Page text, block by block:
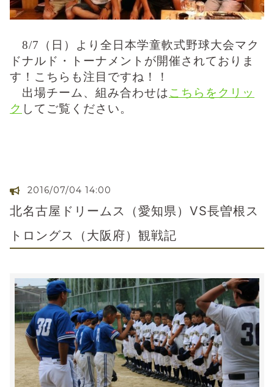
8/7 （日）より全日本学童軟式野球大会マク
ドナルド・トーナメントが開催されておりま
す！ こちらも注目ですね！！
出場チーム、組み合わせはこちらをクリッ
ク してご覧ください。
2016/07/04 14:00
北名古屋ドリームス（愛知県）VS長曽根ス
トロングス（大阪府）観戦記